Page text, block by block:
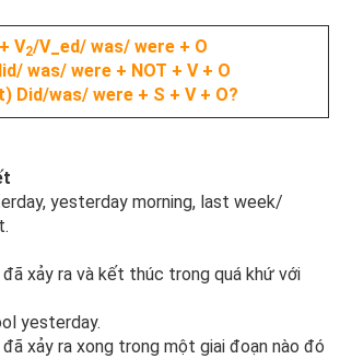
V2/V_ed/ was/ were + O
was/ were + NOT + V + O
Did/was/ were + S + V + O?
yesterday morning, last week/
đã xảy ra và kết thúc trong quá khứ với
yesterday.
xảy ra xong trong một giai đoạn nào đó